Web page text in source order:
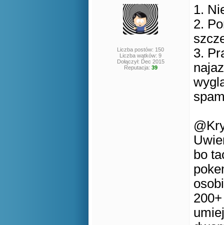
Liczba postów: 150
Liczba wątków: 9
Dołączył: Dec 2015
Reputacja: 39
1.
2.
3.
bo